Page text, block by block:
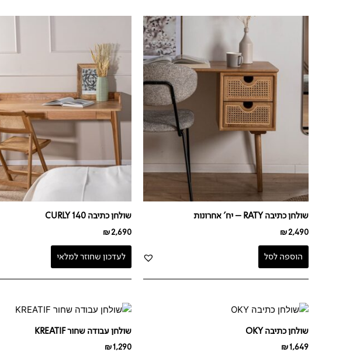
שולחן כתיבה RATY – יח' אחרונות
₪2,490
הוספה לסל
שולחן כתיבה 140 CURLY
₪2,690
לעדכון שחוזר למלאי
שולחן כתיבה OKY
₪1,649
שולחן עבודה שחור KREATIF
₪1,290